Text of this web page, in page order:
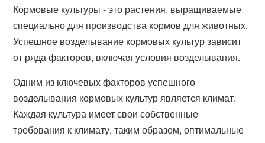
Кормовые культуры - это растения, выращиваемые
специально для производства кормов для животных.
Успешное возделывание кормовых культур зависит
от ряда факторов, включая условия возделывания.
Одним из ключевых факторов успешного
возделывания кормовых культур является климат.
Каждая культура имеет свои собственные
требования к климату, таким образом, оптимальные